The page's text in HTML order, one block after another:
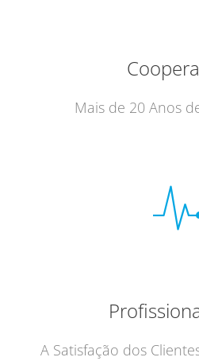
Mais de 20 Anos
A Satisfação dos